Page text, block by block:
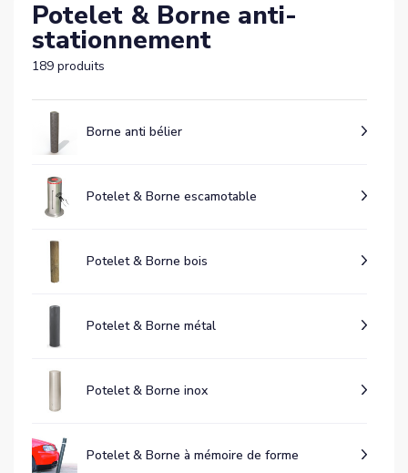
Potelet & Borne anti-
stationnement
189 produits
Borne anti bélier
Potelet & Borne escamotable
Potelet & Borne bois
Potelet & Borne métal
Potelet & Borne inox
Potelet & Borne à mémoire de forme